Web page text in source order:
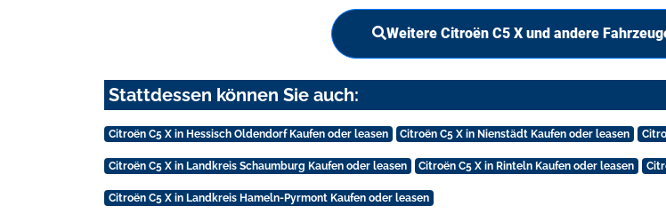
Weitere Citroën C5 X und andere
Stattdessen können Sie auch:
Citroën C5 X in Hessisch Oldendorf Kaufen oder leasen Citroën C5 X in Nienstädt Kaufen oder leasen
Citroën C5 X in Landkreis Schaumburg Kaufen oder leasen Citroën C5 X in Rinteln Kaufen oder leasen
Citroën C5 X in Landkreis Hameln-Pyrmont Kaufen oder leasen